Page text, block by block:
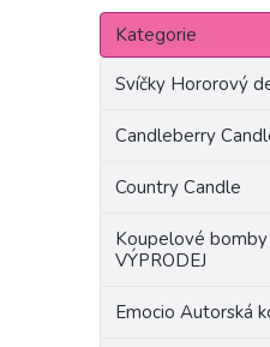
P
s
Přeskočit
kategorie
Kategorie
Svíčky Hororový
Candleberry
Country Candle
Koupelové
VÝPRODEJ
Emocio Autorská